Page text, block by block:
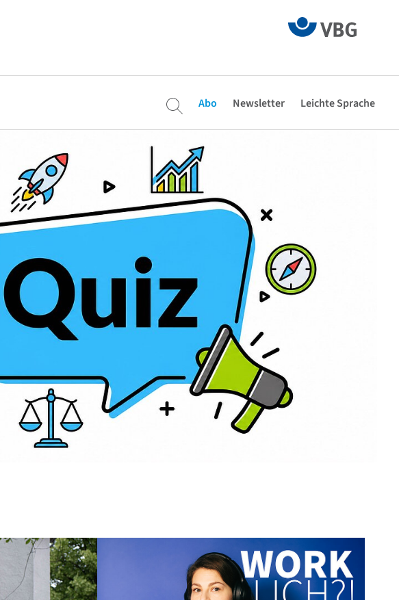
Abo Newsletter Leichte Sprache